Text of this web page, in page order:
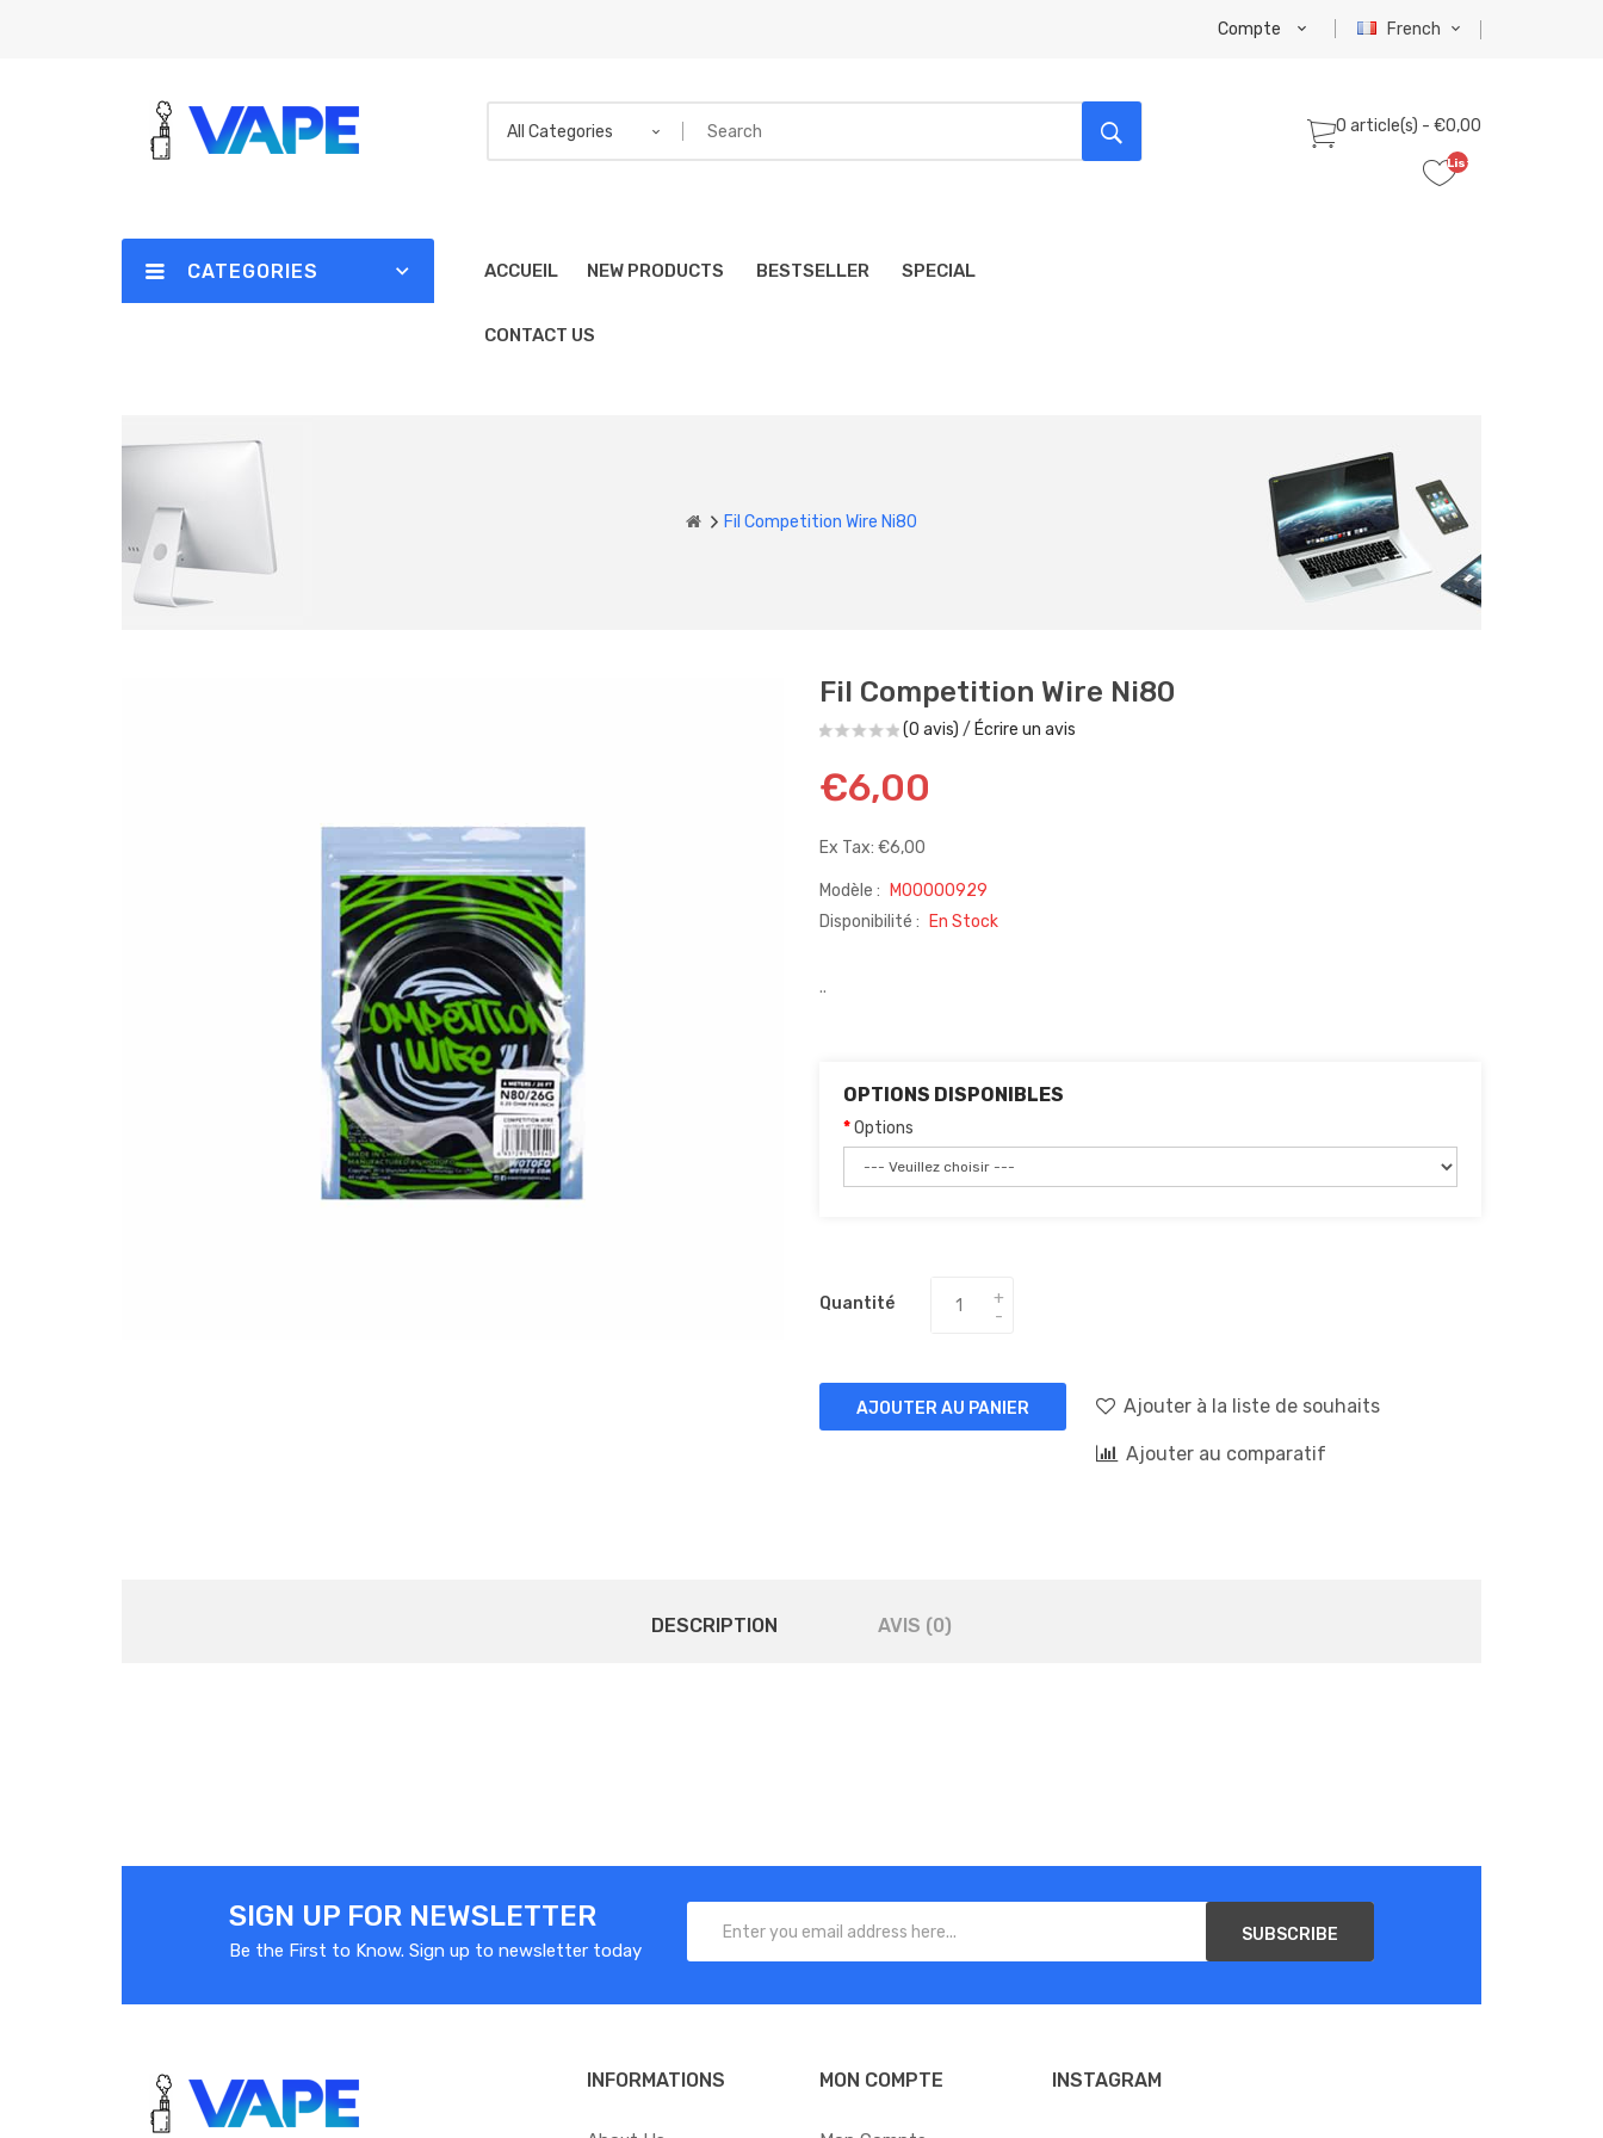
French
Compte
All Categories 0 article(s) - €0,00
Liste
CATEGORIES ACCUEIL NEW PRODUCTS BESTSELLER SPECIAL
CONTACT US
Fil Competition Wire Ni80
Fil Competition Wire Ni80
(0 avis) / Écrire un avis
€6,00
Ex Tax: €6,00
Modèle :
M00000929
Disponibilité :
En Stock
..
OPTIONS DISPONIBLES
Options
Quantité
AJOUTER AU PANIER Ajouter à la liste de souhaits
Ajouter au comparatif
DESCRIPTION AVIS (0)
SIGN UP FOR NEWSLETTER
Be the First to Know. Sign up to newsletter today
SUBSCRIBE
INFORMATIONS MON COMPTE INSTAGRAM